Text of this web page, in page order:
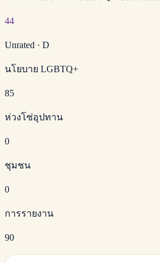
44
Unrated · D
นโยบาย LGBTQ+
85
ห่วงโซ่อุปทาน
0
ชุมชน
0
การรายงาน
90